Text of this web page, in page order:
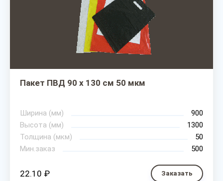
Пакет ПВД 90 х 130 см 50 мкм
Ширина (мм)
900
Высота (мм)
1300
Толщина (мкм)
50
Мин.заказ
500
22.10 ₽ Заказать